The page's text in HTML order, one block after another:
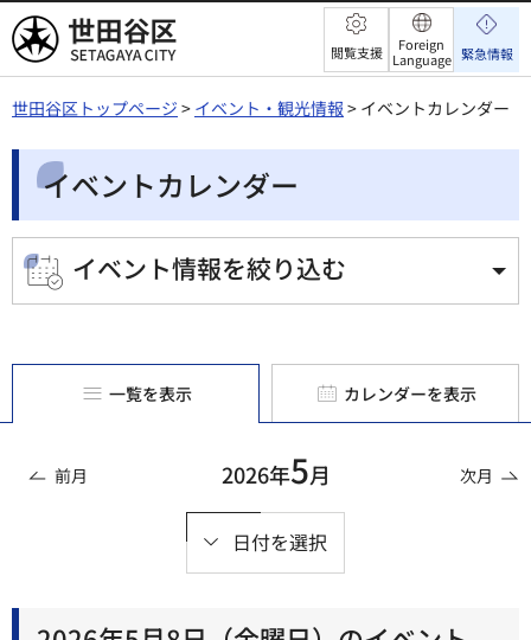
世田谷区 閲覧支援
Foreign
Language 緊急情報
世田谷区トップページ > イベント・観光情報 > イベントカレンダー
イベントカレンダー
イベント情報を絞り込む
一覧を表示 カレンダーを表示
前月 2026年5月
日付を選択
次月